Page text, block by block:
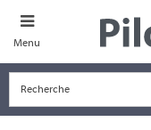
Menu